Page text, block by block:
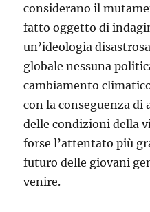
considerano il
fatto oggetto di
un’ideologia
globale nessuna
cambiamento
con la conseguenza di
delle condizioni della
forse l’attentato più
futuro delle giovani
venire.